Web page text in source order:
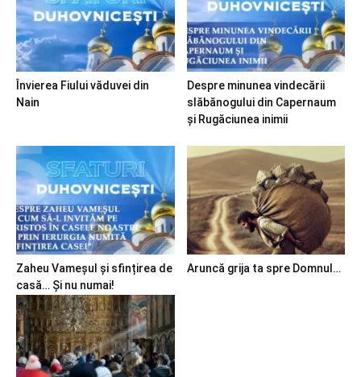
Învierea Fiului văduvei din
Nain
Despre minunea vindecării
slăbănogului din Capernaum
și Rugăciunea inimii
Zaheu Vameșul și sfințirea de
casă… Și nu numai!
Aruncă grija ta spre Domnul…